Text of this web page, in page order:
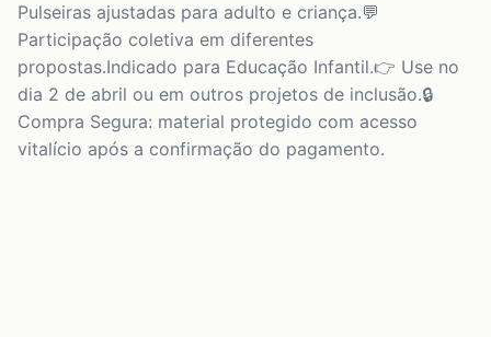
Pulseiras ajustadas para adulto e criança.💬
Participação coletiva em diferentes
propostas.Indicado para Educação Infantil.👉 Use no
dia 2 de abril ou em outros projetos de inclusão.🔒
Compra Segura: material protegido com acesso
vitalício após a confirmação do pagamento.